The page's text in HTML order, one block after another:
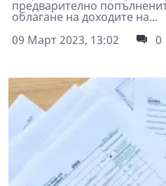
предварително
облагане на доходите на...
09 Март 2023, 13:02
0